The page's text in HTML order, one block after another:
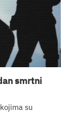
smrtni
su